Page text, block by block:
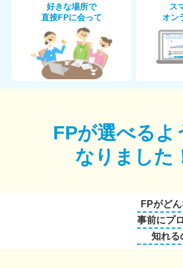
好きな場所で
直接FPに会って
ス
オン
FPが選べるよ
なりました
FPがど
事前にプ
知れる